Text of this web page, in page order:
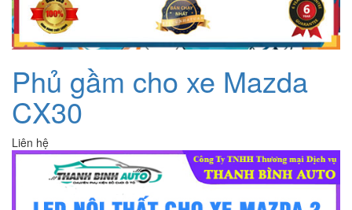
Phủ gầm cho xe Mazda
CX30
Liên hệ